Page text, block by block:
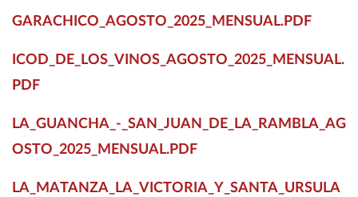
GARACHICO_AGOSTO_2025_MENSUAL.PDF
ICOD_DE_LOS_VINOS_AGOSTO_2025_MENSUAL.
PDF
LA_GUANCHA_-_SAN_JUAN_DE_LA_RAMBLA_AG
OSTO_2025_MENSUAL.PDF
LA_MATANZA_LA_VICTORIA_Y_SANTA_URSULA